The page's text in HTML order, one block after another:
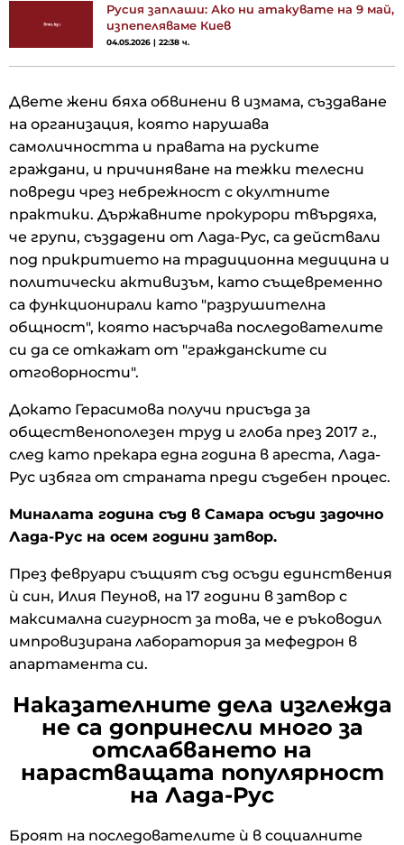
Русия заплаши: Ако ни атакувате на 9 май,
изпепеляваме Киев
04.05.2026 | 22:38 ч.
Двете жени бяха обвинени в измама, създаване
на организация, която нарушава
самоличността и правата на руските
граждани, и причиняване на тежки телесни
повреди чрез небрежност с окултните
практики. Държавните прокурори твърдяха,
че групи, създадени от Лада-Рус, са действали
под прикритието на традиционна медицина и
политически активизъм, като същевременно
са функционирали като "разрушителна
общност", която насърчава последователите
си да се откажат от "гражданските си
отговорности".
Докато Герасимова получи присъда за
общественополезен труд и глоба през 2017 г.,
след като прекара една година в ареста, Лада-
Рус избяга от страната преди съдебен процес.
Миналата година съд в Самара осъди задочно
Лада-Рус на осем години затвор.
През февруари същият съд осъди единствения
ѝ син, Илия Пеунов, на 17 години в затвор с
максимална сигурност за това, че е ръководил
импровизирана лаборатория за мефедрон в
апартамента си.
Наказателните дела изглежда
не са допринесли много за
отслабването на
нарастващата популярност
на Лада-Рус
Броят на последователите ѝ в социалните